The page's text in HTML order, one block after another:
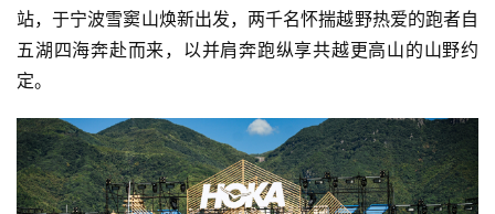
站，于宁波雪窦山焕新出发，两千名怀揣越野热爱的跑者自
五湖四海奔赴而来，以并肩奔跑纵享共越更高山的山野约
定。